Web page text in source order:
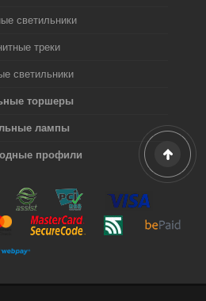
светильники
треки
светильники
торшеры
лампы
профили